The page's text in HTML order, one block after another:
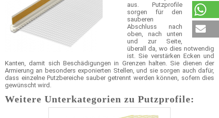
aus. Putzprofile
sorgen für den
sauberen
Abschluss nach
oben, nach unten
und zur Seite,
überall da, wo dies notwendig
ist. Sie verstärken Ecken und
Kanten, damit sich Beschädigungen in Grenzen halten. Sie dienen der
Armierung an besonders exponierten Stellen, und sie sorgen auch dafür,
dass einzelne Putzbereiche sauber getrennt werden können, sofern dies
gewünscht wird.
Weitere Unterkategorien zu Putzprofile: